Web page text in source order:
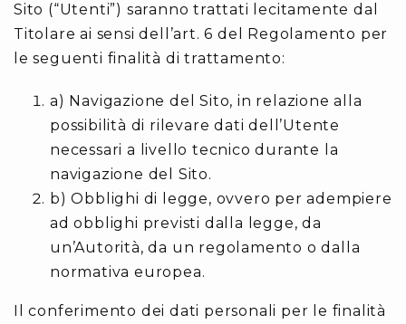
Sito (“Utenti”) saranno trattati lecitamente dal
Titolare ai sensi dell’art. 6 del Regolamento per
le seguenti finalità di trattamento:
a) Navigazione del Sito, in relazione alla
possibilità di rilevare dati dell’Utente
necessari a livello tecnico durante la
navigazione del Sito.
b) Obblighi di legge, ovvero per adempiere
ad obblighi previsti dalla legge, da
un’Autorità, da un regolamento o dalla
normativa europea.
Il conferimento dei dati personali per le finalità